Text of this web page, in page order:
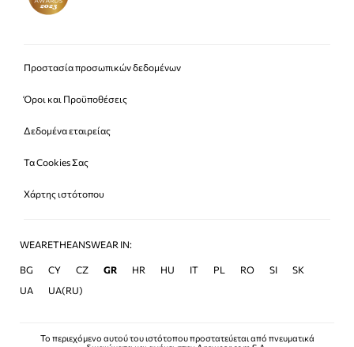
Προστασία προσωπικών δεδομένων
Όροι και Προϋποθέσεις
Δεδομένα εταιρείας
Τα Cookies Σας
Χάρτης ιστότοπου
WEARETHEANSWEAR IN:
BG CY CZ GR HR HU IT PL RO SI
SK
UA
UA(RU)
Το περιεχόμενο αυτού του ιστότοπου προστατεύεται από πνευματικά